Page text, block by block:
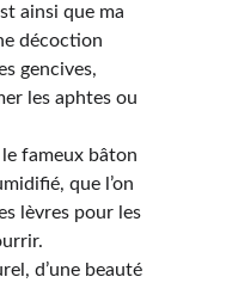
ainsi que ma
décoction
gencives,
les aphtes ou
fameux bâton
que l’on
lèvres pour les
d’une beauté